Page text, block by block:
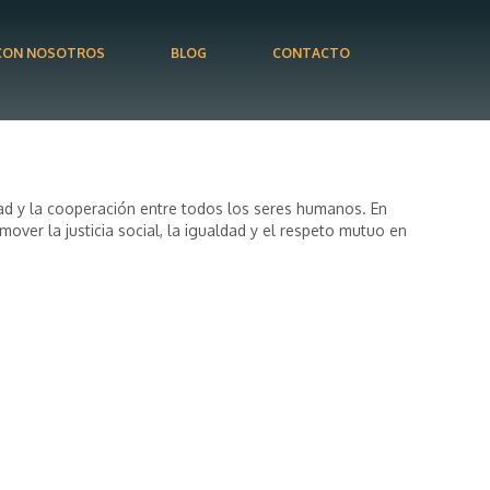
NOSOTROS BLOG CONTACTO
y la cooperación entre todos los seres humanos. En
la justicia social, la igualdad y el respeto mutuo en